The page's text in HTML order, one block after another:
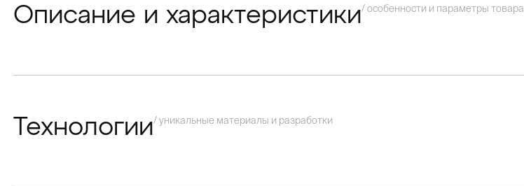
Описание и характеристики/ особенности и параметры товара
Технологии/ уникальные материалы и разработки